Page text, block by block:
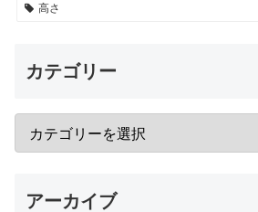
高さ
カテゴリー
アーカイブ